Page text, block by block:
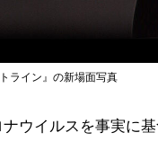
ライン』の新場面写真
ナウイルスを事実に